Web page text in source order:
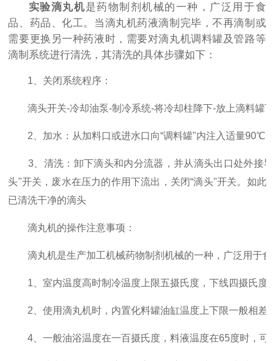
实验滴丸机是药物制剂机械的一种，广泛用于食
品、药品、化工。当滴丸机药液滴制完毕，不再滴制或
需要更换另一种药液时，需要对滴丸机调料罐及管路等
滴制系统进行清洗，其清洗的具体步骤如下：
1、关闭系统程序：
滴头开关-冷却油泵-制冷系统-将冷却柱降下-放上滴料罐
2、加水：从加料口或进水口向“调料罐"内注入适量90℃
3、清洗：卸下滴头和内分流器，并从滴头出口处外接导
头"开关，废水在压力的作用下流出，关闭“滴头"开关。如
已清洗干净的滴头
滴丸机的操作注意事项：
滴丸机是生产加工机械药物制剂机械的一种，广泛用于食
1、室内温度高时制冷温度上限五摄氏度，下线四摄氏度
2、使用滴丸机时，内置化料罐油缸温度上下限一般相差
4、一般油浴温度在一百摄氏度，料液温度在65度时，可